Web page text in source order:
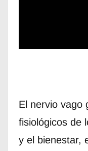
El nervio vago
fisiológicos de
y el bienestar,